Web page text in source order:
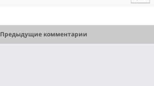
Предыдущие комментарии